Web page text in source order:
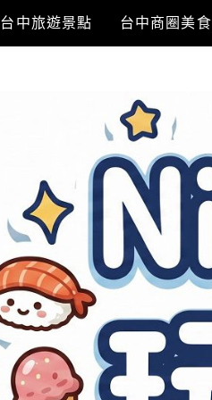
台中旅遊景點 台中商圈美食